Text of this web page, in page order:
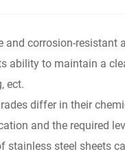
corrosion-
to maintain a
ect.
differ in their
and the required
stainless steel